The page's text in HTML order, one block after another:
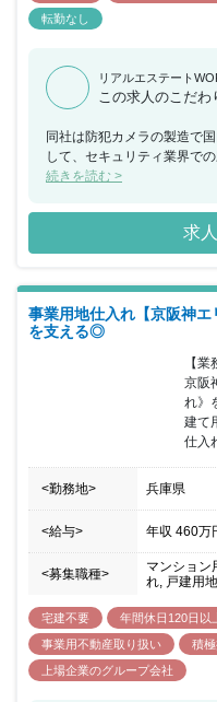
転勤なし
リアルエステート
この求人のこだわ
同社は防犯カメラの製造で
して、セキュリティ業界で
から監視・防犯カメラシス
す、セキュリティカメラ国
ラ専業メーカーとしての成
既存事業と投資用不動産と
業として新たな事業の立ち
おいても《新規事業の立ち
ことを想定しており、創業
今後の会社においての軸と
す。社内からの期待も受け
がございますので、新たな
面白みを感じながらこれま
きたいと考えています。
続きを読む >
求
事業用地仕入れ【京阪神
を支える◎
【業
京阪
れ》
建て
仕入
<勤務地> 兵庫県
<給与> 年収 460万
<募集職種>
マンション
れ, 戸建用
宅建不要 年間休日120日以
事業用不動産取り扱い
積
上場企業のグループ会社